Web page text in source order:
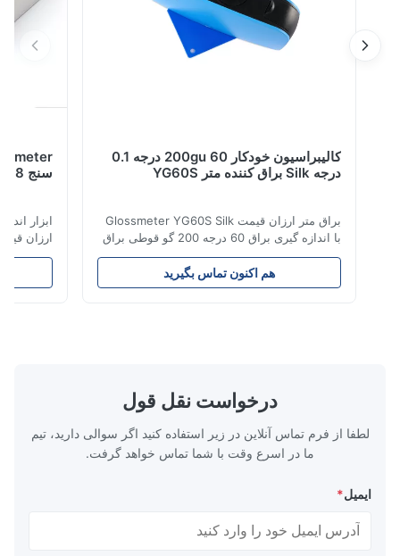
کالیبراسیون خودکار 200gu 60 درجه 0.1
درجه Silk براق کننده متر YG60S
براق متر ارزان قیمت Glossmeter YG60S Silk
با اندازه گیری براق 60 درجه 200 گو قوطی براق
اقتصادی 60 درجه YG60S مواد را با براق (0-
200Gu) آزمایش کنید و به طور کلی برای رنگ ،
جوهر ، لاک مخصوص روکش ، پوشش ، محصولات
هم اکنون تماس بگیرید
نیازهای
درخواست نقل قول
لطفا از فرم تماس آنلاین در زیر استفاده کنید اگر سوالی دارید، تیم
ما در اسرع وقت با شما تماس خواهد گرفت.
*